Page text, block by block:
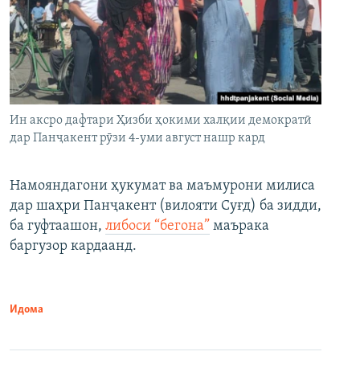
Ин аксро дафтари Ҳизби ҳокими халқии демократӣ
дар Панҷакент рӯзи 4-уми август нашр кард
Намояндагони ҳукумат ва маъмурони милиса
дар шаҳри Панҷакент (вилояти Суғд) ба зидди,
ба гуфтаашон, либоси “бегона” маърака
баргузор кардаанд.
Идома